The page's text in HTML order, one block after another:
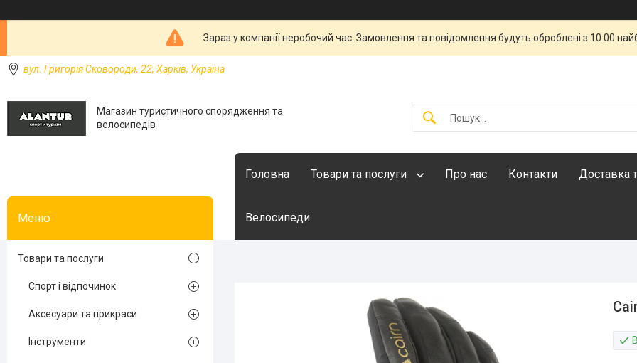
Зараз у компанії неробочий час. Замовлення та повідомлення будуть оброблені з 10:00
вул. Григорія Сковороди, 22, Харків, Україна
Магазин туристичного спорядження та
велосипедів
Головна Товари та послуги Про нас Контакти Доставка
Велосипеди
Товари та послуги
Спорт і відпочинок
Аксесуари та прикраси
Інструменти